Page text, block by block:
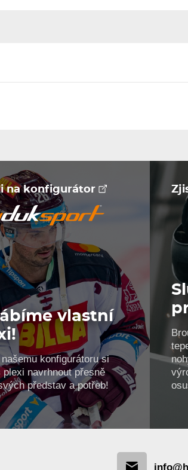
na konfigurátor
vlastní
konfigurátoru si
plexi navrhnout přesně
představ a potřeb!